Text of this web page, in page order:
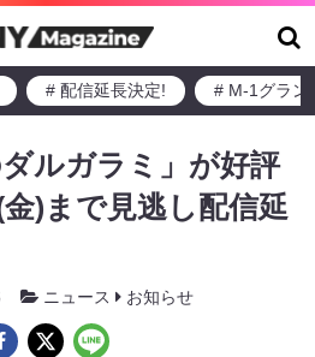
# 配信延長決定! # M-1グラン
ダルガラミ」が好評
)まで見逃し配信延
ニュース お知らせ